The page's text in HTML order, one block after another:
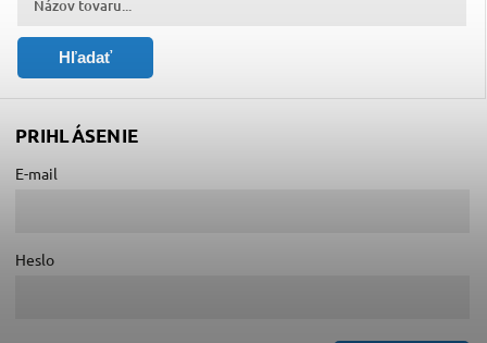
Hľadať
PRIHLÁSENIE
E-mail
Heslo